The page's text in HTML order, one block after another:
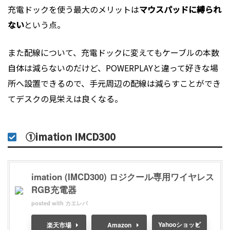
充電ドックを使う最大のメリットはマウスパッドに縛られ
ないという点。
また配線について、充電ドックに変えてもケーブルの本数
自体は減らないのだけど、POWERPLAYと違って好きな場
所へ設置できるので、手元周辺の配線は減らすことができ
てデスクの見栄えは良くなる。
①imation IMCD300
imation (IMCD300) ロジクール専用ワイヤレス
RGB充電器
posted with カエレバ
楽天市場 Amazon Yahooショッピ